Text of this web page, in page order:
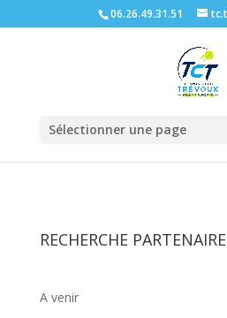
06.26.49.31.51
Sélectionner une page
RECHERCHE PARTENAIRE
A venir